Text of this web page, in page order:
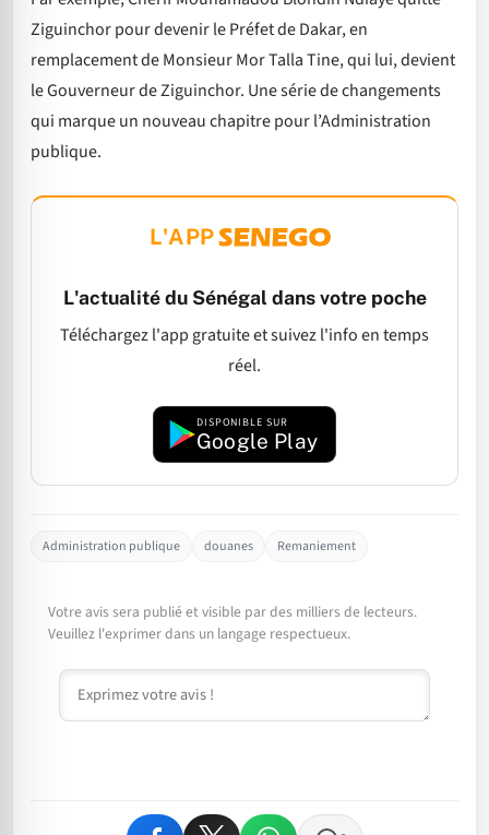
Ziguinchor pour devenir le Préfet de Dakar, en
remplacement de Monsieur Mor Talla Tine, qui lui, devient
le Gouverneur de Ziguinchor. Une série de changements
qui marque un nouveau chapitre pour l’Administration
publique.
L'APP
L'actualité du Sénégal dans votre poche
Téléchargez l'app gratuite et suivez l'info en temps
réel.
DISPONIBLE SUR
Google Play
Administration publique douanes Remaniement
Votre avis sera publié et visible par des milliers de lecteurs.
Veuillez l'exprimer dans un langage respectueux.
Commentaire